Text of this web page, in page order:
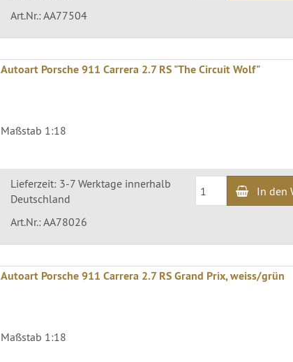
Art.Nr.: AA77504
Autoart Porsche 911 Carrera 2.7 RS "The Circuit Wolf"
Maßstab 1:18
Lieferzeit: 3-7 Werktage innerhalb
Deutschland
Art.Nr.: AA78026
In den
Autoart Porsche 911 Carrera 2.7 RS Grand Prix, weiss/grün
Maßstab 1:18